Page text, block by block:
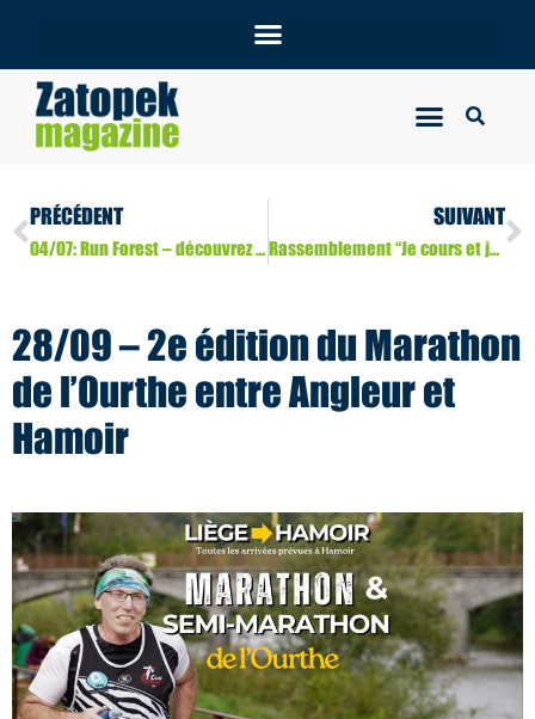
PRÉCÉDENT
04/07: Run Forest – découvrez la vidéo
SUIVANT
Rassemblement “Je cours et je marche pour ma forme” ce 28 juin
28/09 – 2e édition du Marathon
de l’Ourthe entre Angleur et
Hamoir